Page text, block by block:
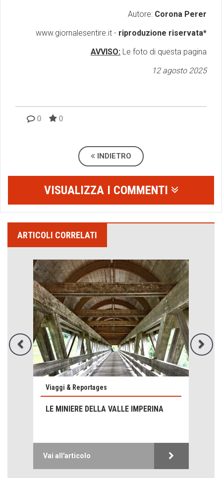
Autore: Corona Perer
www.giornalesentire.it - riproduzione riservata*
AVVISO: Le foto di questa pagina
12 agosto 2025
0 0
INDIETRO
VISUALIZZA I COMMENTI
ARTICOLI CORRELATI
Viaggi & Reportages
LE MINIERE DELLA VALLE IMPERINA
Vai all'articolo
Emilio Isgrò, il cancellatore
ARTE militante
Come difendere la pelle dal sole
Proteggersi, sempre
Bolzano: L'Eisenhut Boutique Hotel